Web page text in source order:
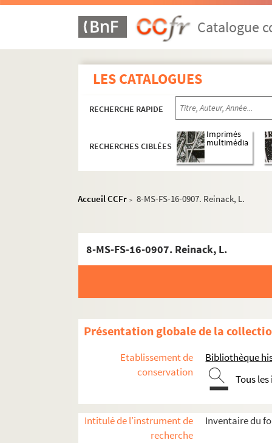
Catalogue
LES CATALOGUES
RECHERCHE RAPIDE
RECHERCHES CIBLÉES
Imprimés
multimédia
Accueil CCFr > 8-MS-FS-16-0907. Reinack, L.
8-MS-FS-16-0907. Reinack, L.
Présentation globale de la
Etablissement de
conservation
Bibliothèque
Tous
Intitulé de l'instrument de
recherche
Inventaire du
J
K
M
N
4-MS-FS-16-0674. Raillon, Firmin
8-MS-FS-16-0896. Raquerie
8-MS-FS-16-0918. Raulette,
8-MS-FS-16-1084. Raynal, Jean
8-MS-FS-16-0901. Raynaud,
4-MS-FS-16-0686. Rebière, A.